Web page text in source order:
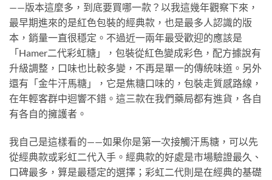
——版本這麼多，到底要買哪一款？以我這幾年觀察下來，
最早期進來的是紅色包裝的經典款，也是最多人認識的版
本，銷量一直很穩定。不過近一兩年最受歡迎的應該是
「Hamer二代彩虹糖」，包裝從紅色變成彩色，配方據說有
升級調整，口味也比較多變，不再是單一的傳統味道。另外
還有「金牛汗馬糖」，它是焦糖口味的，包裝走質感路線，
在年輕客群中迴響不錯。這三款在我們藥局都有進貨，各自
有各自的擁護者。
我自己是這樣看的——如果你是第一次接觸汗馬糖，可以先
從經典款或彩虹二代入手。經典款的好處是市場驗證最久、
口碑最多，算是最穩定的選擇；彩虹二代則是在經典的基礎